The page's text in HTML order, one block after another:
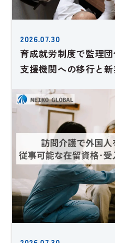
2026.07.30
育成就労制度で監理
支援機関への移行と